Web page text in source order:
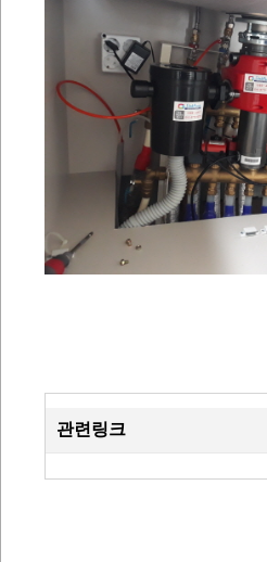
관련링크